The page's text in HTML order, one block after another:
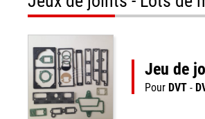
Jeu de
Pour DVT -